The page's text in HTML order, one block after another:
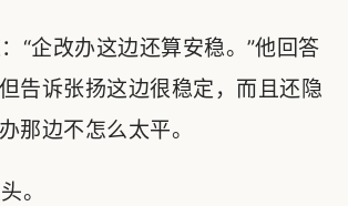
“企改办这边还算安稳。”他回答
告诉张扬这边很稳定，而且还隐
那边不怎么太平。
。